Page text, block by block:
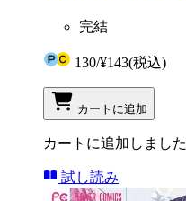
完結
130/¥143(税込)
カートに追加
カートに追加しました
試し読み